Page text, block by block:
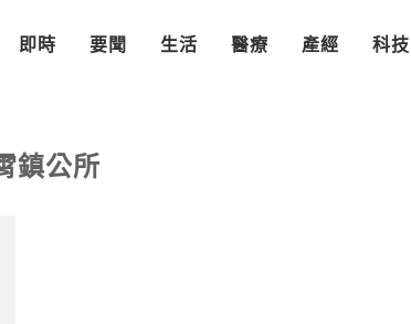
即時 要聞 生活 醫療 產經 科技
鎮公所